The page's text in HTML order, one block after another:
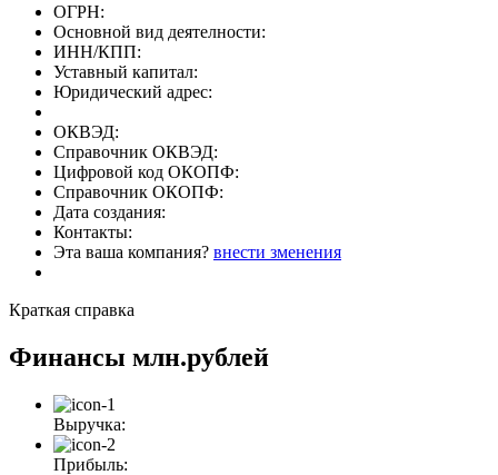
ОГРН:
Основной вид деятелности:
ИНН/КПП:
Уставный капитал:
Юридический адрес:
ОКВЭД:
Справочник ОКВЭД:
Цифровой код ОКОПФ:
Справочник ОКОПФ:
Дата создания:
Контакты:
Эта ваша компания? внести зменения
Краткая справка
Финансы млн.рублей
Выручка:
Прибыль: